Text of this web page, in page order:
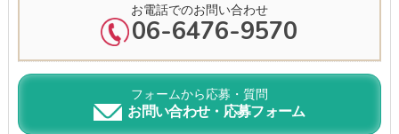
お電話でのお問い合わせ
06-6476-9570
フォームから応募・質問
お問い合わせ・応募フォーム